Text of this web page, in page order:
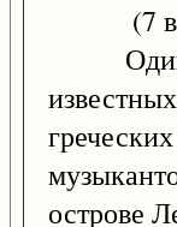
(7 в.
Один
острове